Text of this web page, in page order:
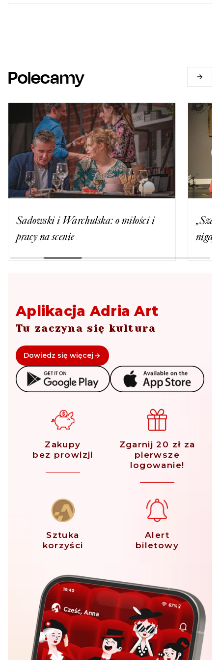
Polecamy
Sadowski i Warchulska: o miłości i
pracy na scenie
nigdy
Aplikacja Adria Art
Tu zaczyna się kultura
Dowiedz się więcej
Zakupy
bez prowizji
Zgarnij 20 zł za
pierwsze
logowanie!
Sztuka
korzyści
Alert
biletowy